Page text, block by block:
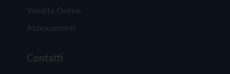
Vendita Online
Abbonamenti
Contatti